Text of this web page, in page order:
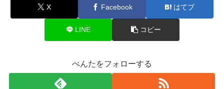
X Facebook はてブ
LINE コピー
ぺんたをフォローする